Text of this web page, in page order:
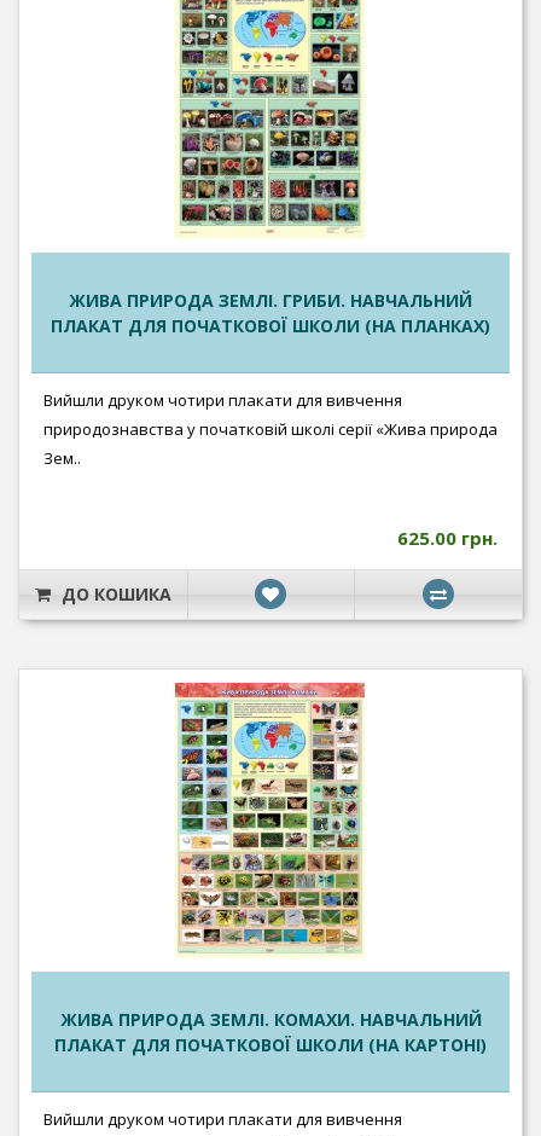
ЖИВА ПРИРОДА ЗЕМЛІ. ГРИБИ. НАВЧАЛЬНИЙ
ПЛАКАТ ДЛЯ ПОЧАТКОВОЇ ШКОЛИ (НА ПЛАНКАХ)
Вийшли друком чотири плакати для вивчення
природознавства у початковій школі серії «Жива природа
Зем..
625.00 грн.
ДО КОШИКА
ЖИВА ПРИРОДА ЗЕМЛІ. КОМАХИ. НАВЧАЛЬНИЙ
ПЛАКАТ ДЛЯ ПОЧАТКОВОЇ ШКОЛИ (НА КАРТОНІ)
Вийшли друком чотири плакати для вивчення